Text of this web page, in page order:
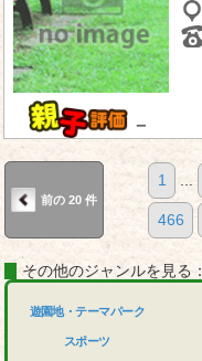
－
前の 20 件
1 ...
466
その他のジャンルを見る：
遊園地・テーマパーク
スポーツ